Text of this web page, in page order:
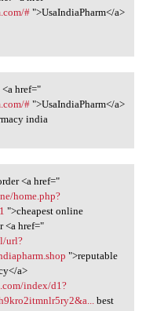
<a
#">UsaIndiaPharm</a>
<a href="
href="
#">UsaIndiaPharm</a>
india
order <a
<a href="
home.php?
">cheapest online
<a href="
url?
">reputable
a>
index/d1?
best